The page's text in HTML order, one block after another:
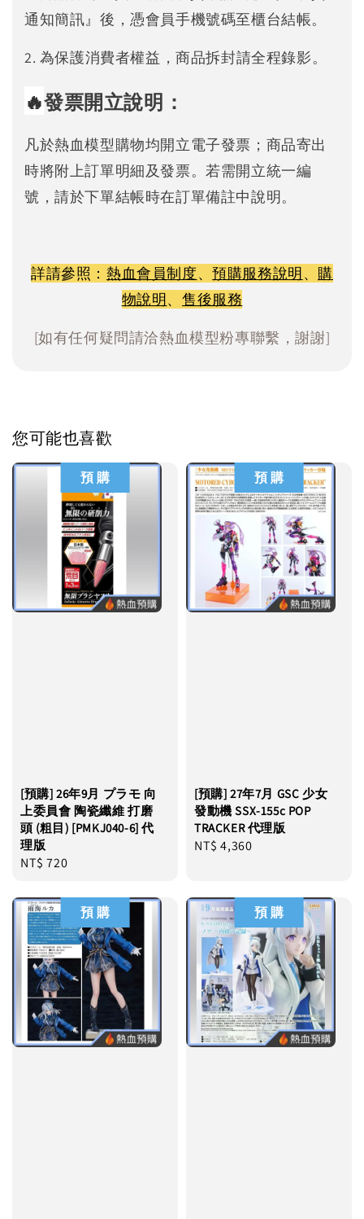
通知簡訊』後，憑會員手機號碼至櫃台結帳。
2. 為保護消費者權益，商品拆封請全程錄影。
🔥發票開立說明：
凡於熱血模型購物均開立電子發票；商品寄出
時將附上訂單明細及發票。若需開立統一編
號，請於下單結帳時在訂單備註中說明。
詳請參照： 熱血會員制度、預購服務說明、 購
物說明、 售後服務
[如有任何疑問請洽熱血模型粉專聯繫，謝謝]
您可能也喜歡
預 購
[預購] 26年9月 プラモ 向
上委員會 陶瓷纖維 打磨
頭 (粗目) [PMKJ040-6] 代
理版
Regular
NT$ 720
預 購
[預購] 27年7月 GSC 少女
發動機 SSX-155c POP
TRACKER 代理版
Regular
NT$ 4,360
預 購 預 購